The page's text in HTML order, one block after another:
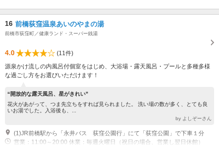
16 前橋荻窪温泉あいのやまの湯
前橋市荻窪町／健康ランド・スーパー銭湯
4.0
(11件)
源泉かけ流しの内風呂付個室をはじめ、大浴場・露天風呂・プールと多種多様
な過ごし方をお選びいただけます！
“開放的な露天風呂、星がきれい”
花火があがって、つま先立ちをすれば見られました。 洗い場の数が多く、とても良
いお湯でした。入浴後も、...
by よしぞーさん
(1)JR前橋駅から「永井バス 荻窪公園行」にて「荻窪公園」で下車１分
営業：11:00～20:00 休業：毎週火曜日（祝日の場合、営業し翌日休館）